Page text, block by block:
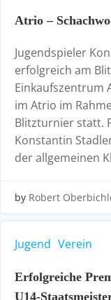
Atrio –
Jugendspieler
erfolgreich am
Einkaufszentrum
im Atrio im
Blitzturnier statt.
Konstantin
der allgemeinen
by Robert
Jugend Verein
Erfolgreiche
U14-